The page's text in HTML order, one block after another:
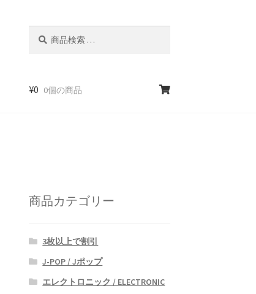
¥0 0個の商品
商品カテゴリー
3枚以上で割引
J-POP / Jポップ
エレクトロニック / ELECTRONIC